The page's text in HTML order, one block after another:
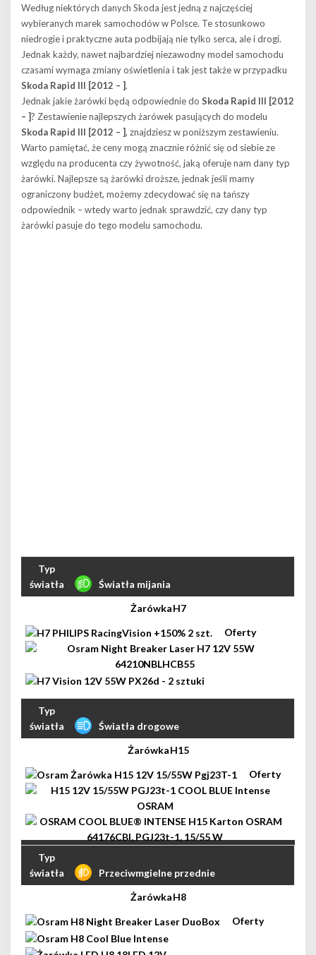
Według niektórych danych Skoda jest jedną z najczęściej
wybieranych marek samochodów w Polsce. Te stosunkowo
niedrogie i praktyczne auta podbijają nie tylko serca, ale i drogi.
Jednak każdy, nawet najbardziej niezawodny model samochodu
czasami wymaga zmiany oświetlenia i tak jest także w przypadku
Skoda Rapid III [2012 – ].
Jednak jakie żarówki będą odpowiednie do Skoda Rapid III [2012
– ]? Zestawienie najlepszych żarówek pasujących do modelu
Skoda Rapid III [2012 – ], znajdziesz w poniższym zestawieniu.
Warto pamiętać, że ceny mogą znacznie różnić się od siebie ze
względu na producenta czy żywotność, jaką oferuje nam dany typ
żarówki. Najlepsze są żarówki droższe, jednak jeśli mamy
ograniczony budżet, możemy zdecydować się na tańszy
odpowiednik – wtedy warto jednak sprawdzić, czy dany typ
żarówki pasuje do tego modelu samochodu.
Światła mijania
H7
Światła drogowe
H15
Przeciwmgielne przednie
H8